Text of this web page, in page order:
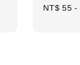
Regular
NT$ 55 -